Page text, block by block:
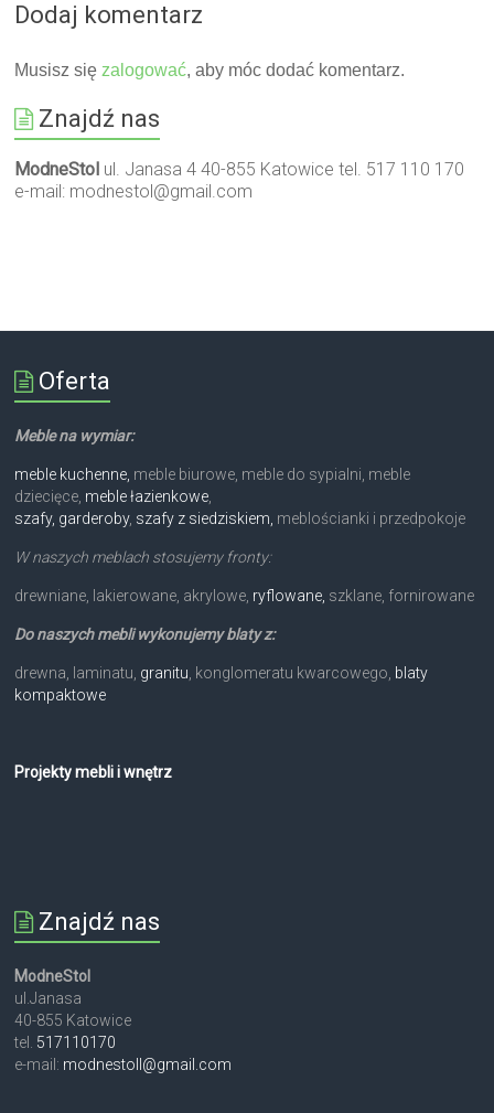
Dodaj komentarz
Musisz się zalogować, aby móc dodać komentarz.
Znajdź nas
ModneStol ul. Janasa 4 40-855 Katowice tel. 517 110 170
e-mail: modnestol@gmail.com
Oferta
Meble na wymiar:
meble kuchenne, meble biurowe, meble do sypialni, meble
dziecięce, meble łazienkowe,
szafy, garderoby, szafy z siedziskiem, meblościanki i przedpokoje
W naszych meblach stosujemy fronty:
drewniane, lakierowane, akrylowe, ryflowane, szklane, fornirowane
Do naszych mebli wykonujemy blaty z:
drewna, laminatu, granitu, konglomeratu kwarcowego, blaty
kompaktowe
Projekty mebli i wnętrz
Znajdź nas
ModneStol
ul.Janasa
40-855 Katowice
tel. 517110170
e-mail: modnestoll@gmail.com